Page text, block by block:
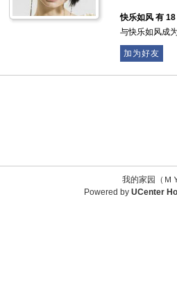
快乐如风 有
与快乐如风成
加为好友
我的家园（
Powered by UCenter